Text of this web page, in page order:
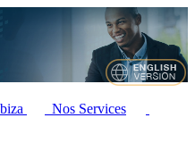
Nos Services